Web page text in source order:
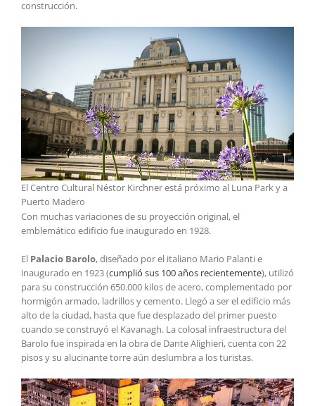
construcción.
El Centro Cultural Néstor Kirchner está próximo al Luna Park y a
Puerto Madero
Con muchas variaciones de su proyección original, el
emblemático edificio fue inaugurado en 1928.
El Palacio Barolo, diseñado por el italiano Mario Palanti e
inaugurado en 1923 (cumplió sus 100 años recientemente), utilizó
para su construcción 650.000 kilos de acero, complementado por
hormigón armado, ladrillos y cemento. Llegó a ser el edificio más
alto de la ciudad, hasta que fue desplazado del primer puesto
cuando se construyó el Kavanagh. La colosal infraestructura del
Barolo fue inspirada en la obra de Dante Alighieri, cuenta con 22
pisos y su alucinante torre aún deslumbra a los turistas.